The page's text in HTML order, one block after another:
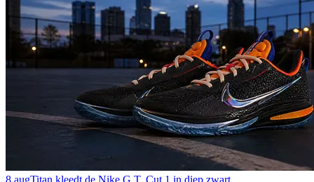
8 augTitan kleedt de Nike G.T. Cut 1 in diep zwart